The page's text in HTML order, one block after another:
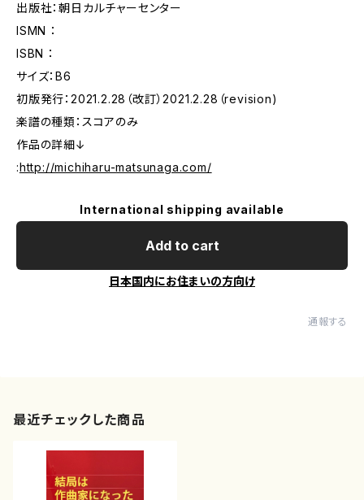
出版社：朝日カルチャーセンター
ISMN ：
ISBN ：
サイズ：B6
初版発行：2021.2.28（改訂）2021.2.28（revision)
楽譜の種類：スコアのみ
作品の詳細↓
:http://michiharu-matsunaga.com/
International shipping available
Add to cart
日本国内にお住まいの方向け
通報する
最近チェックした商品